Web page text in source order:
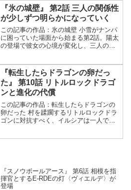
れでもみちかとすずは店を楽しむ常連。
は？え～？ｗ 同人誌で盛り上がるなんて
ウケるｗ部室のゲーム練習、音緒ちゃん
も猛練習だわね！
『氷の城壁』 第2話 三人の関係性
が少しずつ明らかになっていく
この記事の作品：氷の城壁 小雪がナンパ
に困っていた場面から始まる第2話。陽太
の登場で彼女の心境が変化し、三人の関
い、陽太に助けてもらったそうです。 え
～？ なにかお
『転生したらドラゴンの卵だっ
た』 第10話 リトルロックドラゴ
ンと進化の代償
この記事の作品：転生したらドラゴンの
卵だった 村を蹂躙するリトルロックドラ
ゴンに対抗すべく、イルシアは一人で戦
『スノウボールアース』 第6話 相模を指
揮官とするE-RDEの灯〈ヴィエルデ〉が
登場